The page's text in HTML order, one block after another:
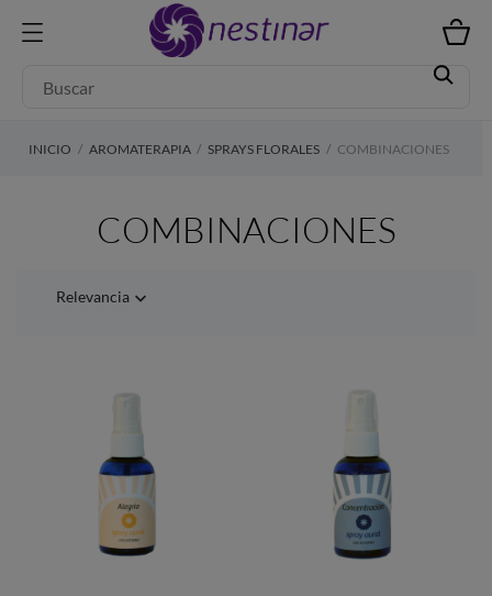
INICIO AROMATERAPIA SPRAYS FLORALES COMBINACIONES
COMBINACIONES
Relevancia 